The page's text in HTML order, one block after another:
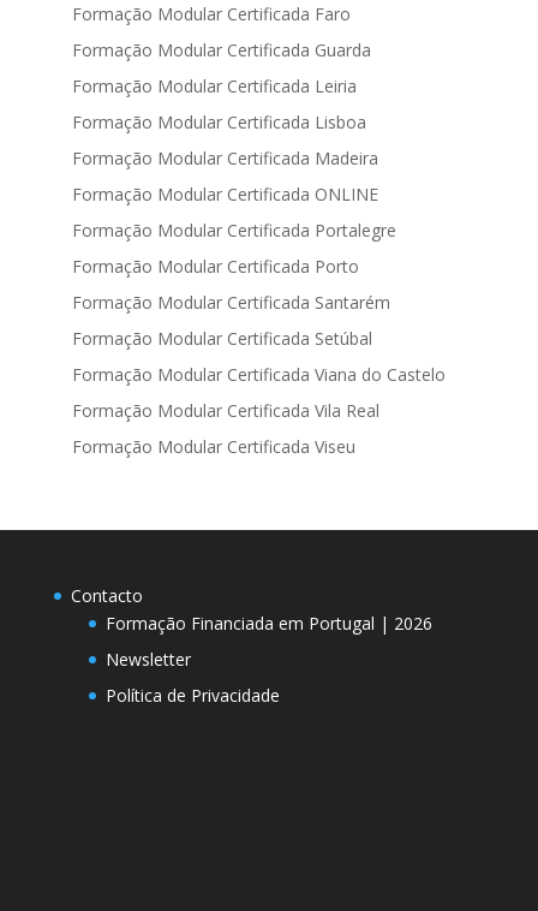
Formação Modular Certificada Faro
Formação Modular Certificada Guarda
Formação Modular Certificada Leiria
Formação Modular Certificada Lisboa
Formação Modular Certificada Madeira
Formação Modular Certificada ONLINE
Formação Modular Certificada Portalegre
Formação Modular Certificada Porto
Formação Modular Certificada Santarém
Formação Modular Certificada Setúbal
Formação Modular Certificada Viana do Castelo
Formação Modular Certificada Vila Real
Formação Modular Certificada Viseu
Contacto
Formação Financiada em Portugal | 2026
Newsletter
Política de Privacidade